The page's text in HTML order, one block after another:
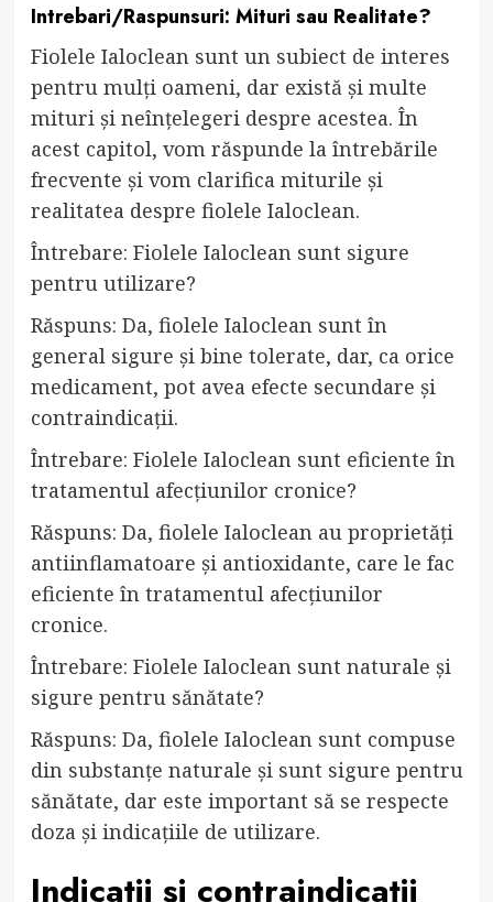
Intrebari/Raspunsuri: Mituri sau Realitate?
Fiolele Ialoclean sunt un subiect de interes
pentru mulți oameni, dar există și multe
mituri și neînțelegeri despre acestea. În
acest capitol, vom răspunde la întrebările
frecvente și vom clarifica miturile și
realitatea despre fiolele Ialoclean.
Întrebare: Fiolele Ialoclean sunt sigure
pentru utilizare?
Răspuns: Da, fiolele Ialoclean sunt în
general sigure și bine tolerate, dar, ca orice
medicament, pot avea efecte secundare și
contraindicații.
Întrebare: Fiolele Ialoclean sunt eficiente în
tratamentul afecțiunilor cronice?
Răspuns: Da, fiolele Ialoclean au proprietăți
antiinflamatoare și antioxidante, care le fac
eficiente în tratamentul afecțiunilor
cronice.
Întrebare: Fiolele Ialoclean sunt naturale și
sigure pentru sănătate?
Răspuns: Da, fiolele Ialoclean sunt compuse
din substanțe naturale și sunt sigure pentru
sănătate, dar este important să se respecte
doza și indicațiile de utilizare.
Indicații și contraindicații